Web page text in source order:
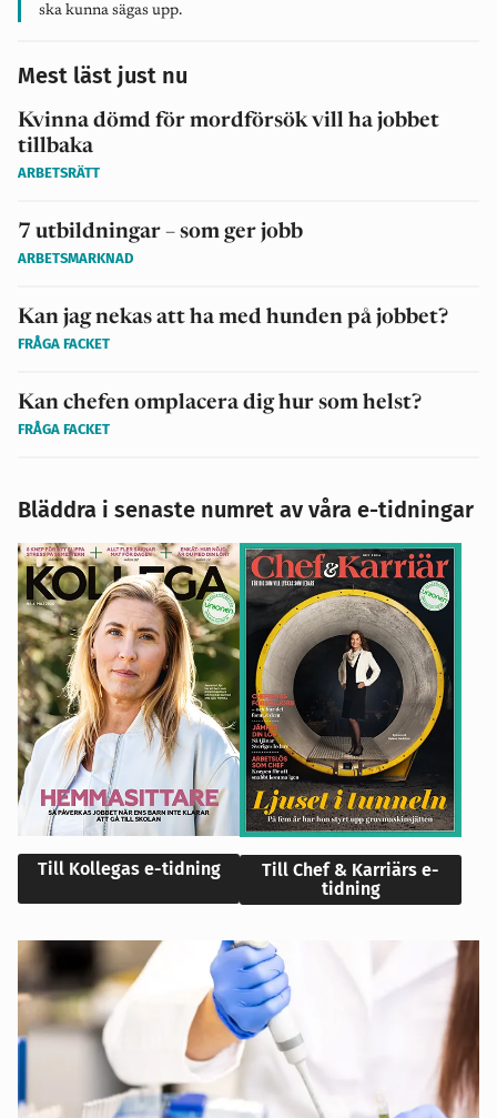
ska kunna sägas upp.
Mest läst just nu
Kvinna dömd för mordförsök vill ha jobbet
tillbaka
ARBETSRÄTT
7 utbildningar – som ger jobb
ARBETSMARKNAD
Kan jag nekas att ha med hunden på jobbet?
FRÅGA FACKET
Kan chefen omplacera dig hur som helst?
FRÅGA FACKET
Bläddra i senaste numret av våra e-tidningar
Till Kollegas e-tidning
Till Chef & Karriärs e-
tidning